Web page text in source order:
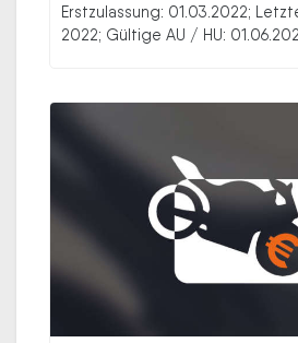
Erstzulassung: 01.03.2022;
2022; Gültige AU / HU: